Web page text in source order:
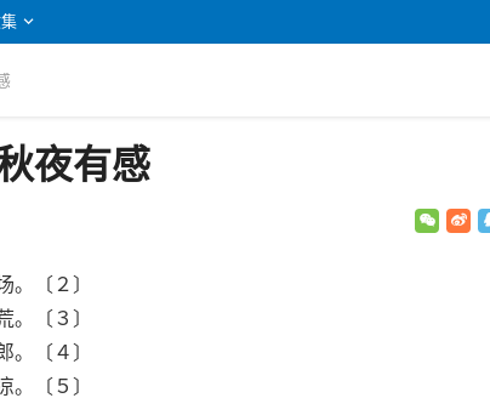
夜有感
〔２〕
〔３〕
〔４〕
〔５〕